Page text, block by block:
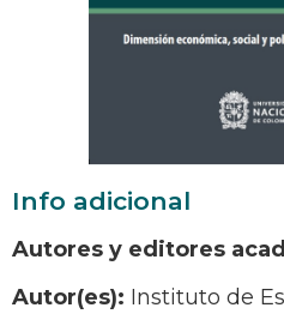
Info adicional
Autores y editores
Autor(es): Instituto de